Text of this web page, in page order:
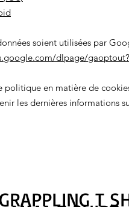
soient utilisées par
dlpage/
en matière de
les dernières informations
T